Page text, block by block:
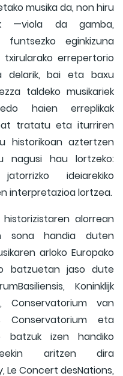
musika da, non hiru
—viola da gamba,
eginkizuna
errepertorio
delarik, bai eta baxu
taldeko musikariek
haien erreplikak
tratatu eta iturriren
historikoan aztertzen
nagusi hau lortzeko:
ideiarekiko
interpretazioa lortzea.
alorrean
sona handia duten
arloko Europako
batzuetan jaso dute
Koninklijk
Conservatorium van
Conservatorium eta
batzuk izen handiko
aritzen dira
Concert desNations,